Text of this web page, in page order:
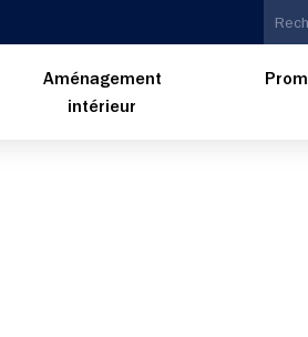
Aménagement
intérieur